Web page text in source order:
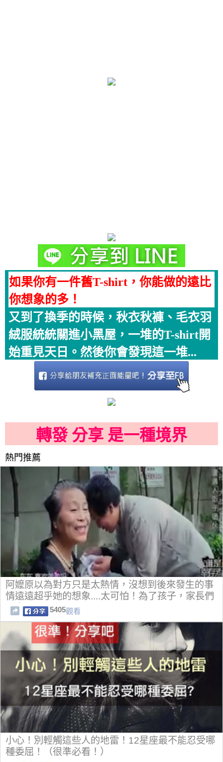
如果你有一件舊T-shirt，你能做的遠比
你想象的多！
又到了換季的時候，秋衣秋褲、毛衣羽
絨服統統關進小黑屋，一堆的T-shirt開
始重見天日。然後你會發現這一堆...
轉發 分享 是一種境界
熱門推薦
阿嬤原以為對方只是太熱情，沒想到後來發生的事
情遠遠超乎她的想象....太可怕！為了孩子，家長們
一定要看！5405觀看
小心！別輕觸這些人的地雷！12星座最不能忍受哪
種委屈！（很準必看！）